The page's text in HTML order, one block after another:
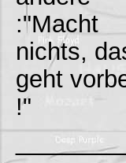
:"Macht
nichts,
geht
!"